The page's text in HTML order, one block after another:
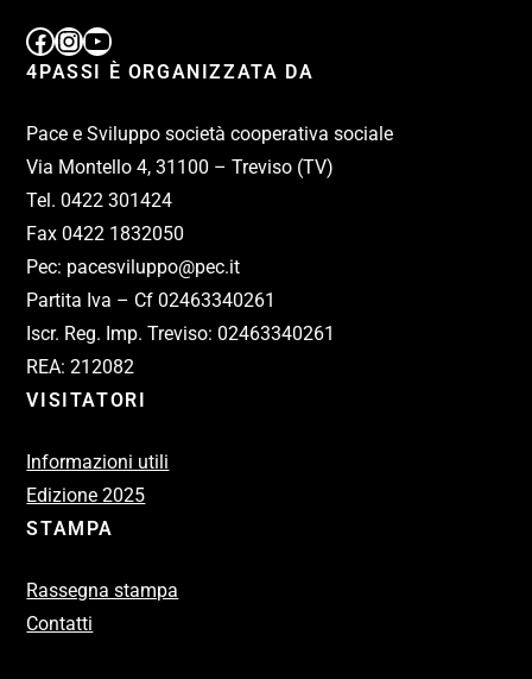
4PASSI È ORGANIZZATA DA
Pace e Sviluppo società cooperativa sociale
Via Montello 4, 31100 – Treviso (TV)
Tel. 0422 301424
Fax 0422 1832050
Pec: pacesviluppo@pec.it
Partita Iva – Cf 02463340261
Iscr. Reg. Imp. Treviso: 02463340261
REA: 212082
VISITATORI
Informazioni utili
Edizione 2025
STAMPA
Rassegna stampa
Contatti